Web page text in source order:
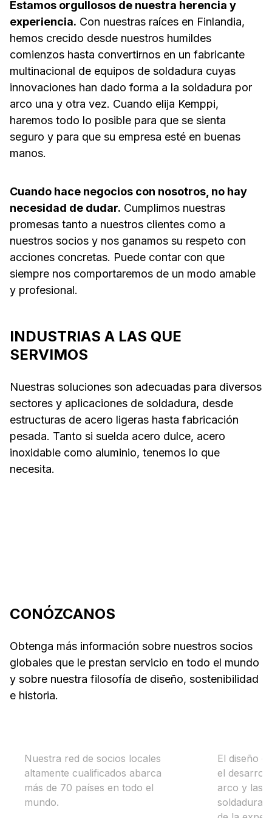
Estamos orgullosos de nuestra herencia y
experiencia. Con nuestras raíces en Finlandia,
hemos crecido desde nuestros humildes
comienzos hasta convertirnos en un fabricante
multinacional de equipos de soldadura cuyas
innovaciones han dado forma a la soldadura por
arco una y otra vez. Cuando elija Kemppi,
haremos todo lo posible para que se sienta
seguro y para que su empresa esté en buenas
manos.
Cuando hace negocios con nosotros, no hay
necesidad de dudar. Cumplimos nuestras
promesas tanto a nuestros clientes como a
nuestros socios y nos ganamos su respeto con
acciones concretas. Puede contar con que
siempre nos comportaremos de un modo amable
y profesional.
INDUSTRIAS A LAS QUE
SERVIMOS
Nuestras soluciones son adecuadas para diversos
sectores y aplicaciones de soldadura, desde
estructuras de acero ligeras hasta fabricación
pesada. Tanto si suelda acero dulce, acero
inoxidable como aluminio, tenemos lo que
necesita.
CONÓZCANOS
Obtenga más información sobre nuestros socios
globales que le prestan servicio en todo el mundo
y sobre nuestra filosofía de diseño, sostenibilidad
e historia.
Nuestra red de socios locales
altamente cualificados abarca
más de 70 países en todo el
mundo.
El diseño
el
arco y las
soldadura,